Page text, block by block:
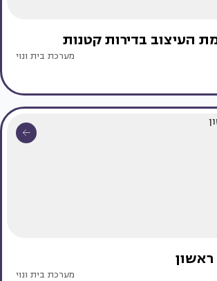
העיצוב בדירות קטנות
מערכת בית ונוי
מערכת בית ונוי